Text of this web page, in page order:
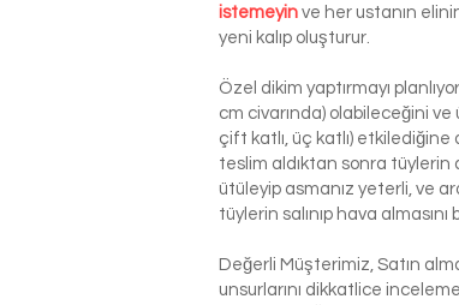
istemeyin ve her ustanın
yeni kalıp oluşturur.
Özel dikim yaptırmayı
cm civarında) olabileceğini ve
çift katlı, üç katlı)
teslim aldıktan sonra tüylerin
ütüleyip asmanız yeterli, ve
tüylerin salınıp hava
Değerli Müşterimiz, Satın
unsurlarını dikkatlice